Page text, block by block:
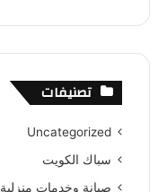
تصنيفات
Uncategorized
سباك الكويت
صيانة وخدمات منزلية